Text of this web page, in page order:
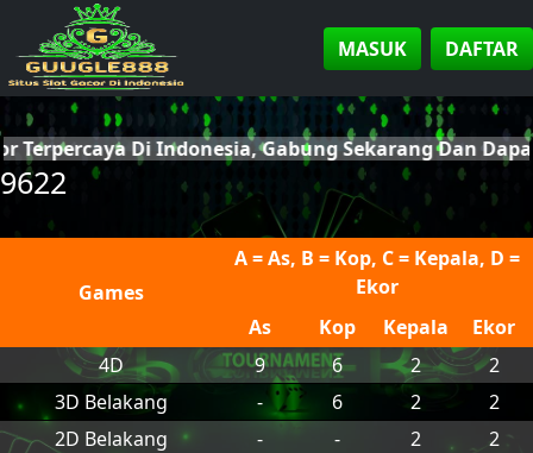
MASUK DAFTAR
Di Indonesia, Gabung Sekarang Dan
9622
Games
A = As, B = Kop, C = Kepala, D =
Ekor
As
Kop Kepala
Ekor
4D
9 6 2
2
3D Belakang
- 6 2
2
2D Belakang
- - 2 2